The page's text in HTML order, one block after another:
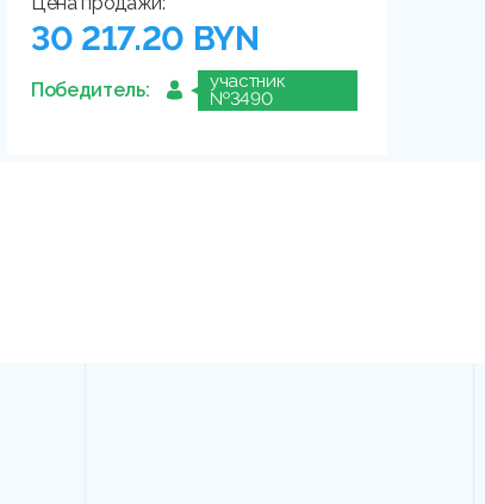
30 217.20 BYN
Победитель:
участник
№3490